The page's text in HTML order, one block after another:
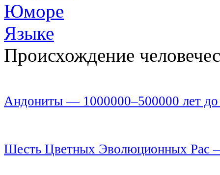
Юморе
Языке
Происхождение
Андониты — 1000000–500000 лет до
Шесть Цветных Эволюционных Рас